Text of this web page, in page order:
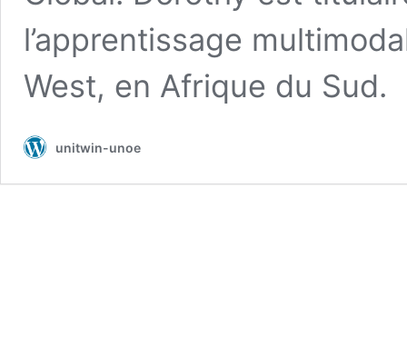
l’apprentissage
West, en Afrique du Sud.
unitwin-unoe